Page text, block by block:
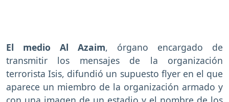
El medio Al Azaim, órgano encargado de
transmitir los mensajes de la organización
terrorista Isis, difundió un supuesto flyer en el que
aparece un miembro de la organización armado y